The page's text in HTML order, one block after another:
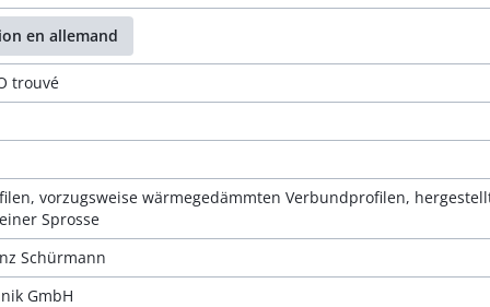
en allemand
trouvé
vorzugsweise wärmegedämmten Verbundprofilen,
Sprosse
Schürmann
GmbH